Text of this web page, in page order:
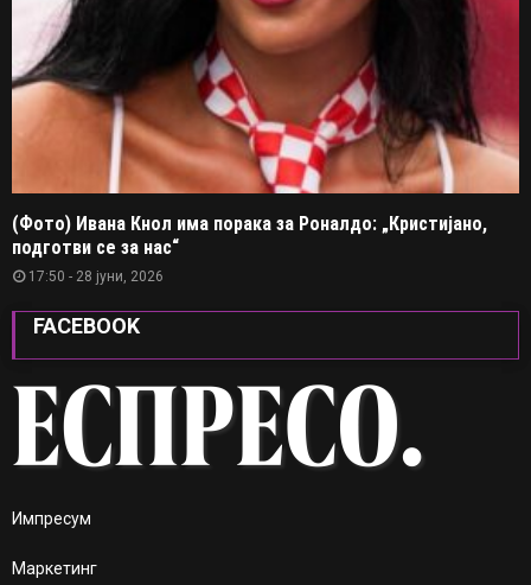
(Фото) Ивана Кнол има порака за Роналдо: „Кристијано,
подготви се за нас“
17:50 - 28 јуни, 2026
FACEBOOK
Импресум
Маркетинг